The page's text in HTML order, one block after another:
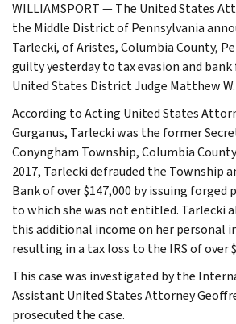
WILLIAMSPORT — The United States
the Middle District of Pennsylvania
Tarlecki, of Aristes, Columbia County,
guilty yesterday to tax evasion and
United States District Judge Matthew
According to Acting United States
Gurganus, Tarlecki was the former
Conyngham Township, Columbia
2017, Tarlecki defrauded the Township
Bank of over $147,000 by issuing forged
to which she was not entitled. Tarlecki
this additional income on her personal
resulting in a tax loss to the IRS of over
This case was investigated by the
Assistant United States Attorney
prosecuted the case.